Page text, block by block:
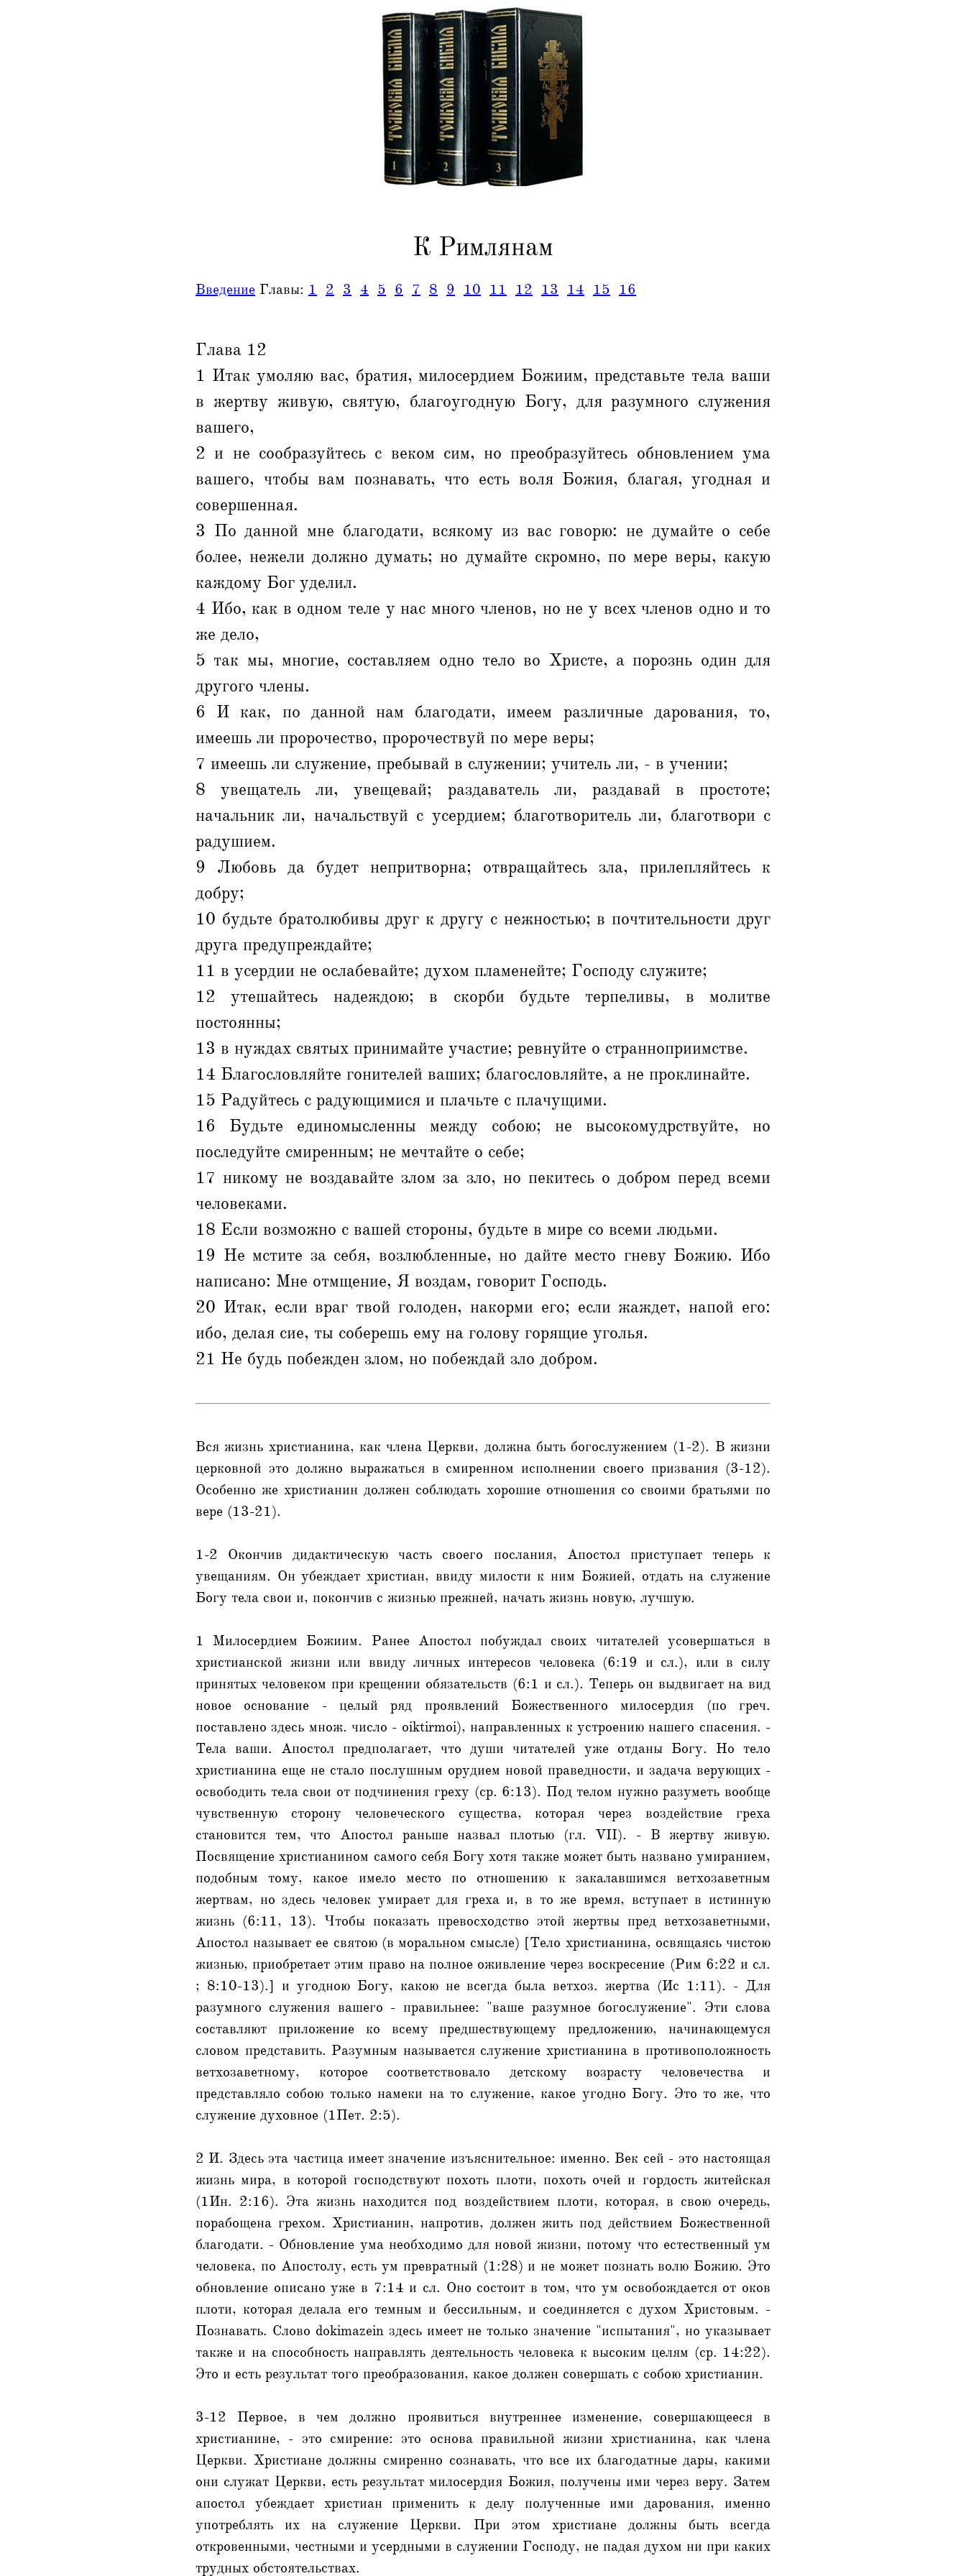
К Римлянам
Введение Главы: 1 2 3 4 5 6 7 8 9 10 11 12 13 14 15 16
Глава 12
1 Итак умоляю вас, братия, милосердием Божиим, представьте тела ваши
в жертву живую, святую, благоугодную Богу, для разумного служения
вашего,
2 и не сообразуйтесь с веком сим, но преобразуйтесь обновлением ума
вашего, чтобы вам познавать, что есть воля Божия, благая, угодная и
совершенная.
3 По данной мне благодати, всякому из вас говорю: не думайте о себе
более, нежели должно думать; но думайте скромно, по мере веры, какую
каждому Бог уделил.
4 Ибо, как в одном теле у нас много членов, но не у всех членов одно и то
же дело,
5 так мы, многие, составляем одно тело во Христе, а порознь один для
другого члены.
6 И как, по данной нам благодати, имеем различные дарования, то,
имеешь ли пророчество, пророчествуй по мере веры;
7 имеешь ли служение, пребывай в служении; учитель ли, - в учении;
8 увещатель ли, увещевай; раздаватель ли, раздавай в простоте;
начальник ли, начальствуй с усердием; благотворитель ли, благотвори с
радушием.
9 Любовь да будет непритворна; отвращайтесь зла, прилепляйтесь к
добру;
10 будьте братолюбивы друг к другу с нежностью; в почтительности друг
друга предупреждайте;
11 в усердии не ослабевайте; духом пламенейте; Господу служите;
12 утешайтесь надеждою; в скорби будьте терпеливы, в молитве
постоянны;
13 в нуждах святых принимайте участие; ревнуйте о странноприимстве.
14 Благословляйте гонителей ваших; благословляйте, а не проклинайте.
15 Радуйтесь с радующимися и плачьте с плачущими.
16 Будьте единомысленны между собою; не высокомудрствуйте, но
последуйте смиренным; не мечтайте о себе;
17 никому не воздавайте злом за зло, но пекитесь о добром перед всеми
человеками.
18 Если возможно с вашей стороны, будьте в мире со всеми людьми.
19 Не мстите за себя, возлюбленные, но дайте место гневу Божию. Ибо
написано: Мне отмщение, Я воздам, говорит Господь.
20 Итак, если враг твой голоден, накорми его; если жаждет, напой его:
ибо, делая сие, ты соберешь ему на голову горящие уголья.
21 Не будь побежден злом, но побеждай зло добром.
Вся жизнь христианина, как члена Церкви, должна быть богослужением (1-2). В жизни
церковной это должно выражаться в смиренном исполнении своего призвания (3-12).
Особенно же христианин должен соблюдать хорошие отношения со своими братьями по
вере (13-21).
1-2 Окончив дидактическую часть своего послания, Апостол приступает теперь к
увещаниям. Он убеждает христиан, ввиду милости к ним Божией, отдать на служение
Богу тела свои и, покончив с жизнью прежней, начать жизнь новую, лучшую.
1 Милосердием Божиим. Ранее Апостол побуждал своих читателей усовершаться в
христианской жизни или ввиду личных интересов человека (6:19 и сл.), или в силу
принятых человеком при крещении обязательств (6:1 и сл.). Теперь он выдвигает на вид
новое основание - целый ряд проявлений Божественного милосердия (по греч.
поставлено здесь множ. число - oiktirmoi), направленных к устроению нашего спасения. -
Тела ваши. Апостол предполагает, что души читателей уже отданы Богу. Но тело
христианина еще не стало послушным орудием новой праведности, и задача верующих -
освободить тела свои от подчинения греху (ср. 6:13). Под телом нужно разуметь вообще
чувственную сторону человеческого существа, которая через воздействие греха
становится тем, что Апостол раньше назвал плотью (гл. VII). - В жертву живую.
Посвящение христианином самого себя Богу хотя также может быть названо умиранием,
подобным тому, какое имело место по отношению к закалавшимся ветхозаветным
жертвам, но здесь человек умирает для греха и, в то же время, вступает в истинную
жизнь (6:11, 13). Чтобы показать превосходство этой жертвы пред ветхозаветными,
Апостол называет ее святою (в моральном смысле) [Тело христианина, освящаясь чистою
жизнью, приобретает этим право на полное оживление через воскресение (Рим 6:22 и сл.
; 8:10-13).] и угодною Богу, какою не всегда была ветхоз. жертва (Ис 1:11). - Для
разумного служения вашего - правильнее: "ваше разумное богослужение". Эти слова
составляют приложение ко всему предшествующему предложению, начинающемуся
словом представить. Разумным называется служение христианина в противоположность
ветхозаветному, которое соответствовало детскому возрасту человечества и
представляло собою только намеки на то служение, какое угодно Богу. Это то же, что
служение духовное (1Пет. 2:5).
2 И. Здесь эта частица имеет значение изъяснительное: именно. Век сей - это настоящая
жизнь мира, в которой господствуют похоть плоти, похоть очей и гордость житейская
(1Ин. 2:16). Эта жизнь находится под воздействием плоти, которая, в свою очередь,
порабощена грехом. Христианин, напротив, должен жить под действием Божественной
благодати. - Обновление ума необходимо для новой жизни, потому что естественный ум
человека, по Апостолу, есть ум превратный (1:28) и не может познать волю Божию. Это
обновление описано уже в 7:14 и сл. Оно состоит в том, что ум освобождается от оков
плоти, которая делала его темным и бессильным, и соединяется с духом Христовым. -
Познавать. Слово dokimazein здесь имеет не только значение "испытания", но указывает
также и на способность направлять деятельность человека к высоким целям (ср. 14:22).
Это и есть результат того преобразования, какое должен совершать с собою христианин.
3-12 Первое, в чем должно проявиться внутреннее изменение, совершающееся в
христианине, - это смирение: это основа правильной жизни христианина, как члена
Церкви. Христиане должны смиренно сознавать, что все их благодатные дары, какими
они служат Церкви, есть результат милосердия Божия, получены ими через веру. Затем
апостол убеждает христиан применить к делу полученные ими дарования, именно
употреблять их на служение Церкви. При этом христиане должны быть всегда
откровенными, честными и усердными в служении Господу, не падая духом ни при каких
трудных обстоятельствах.